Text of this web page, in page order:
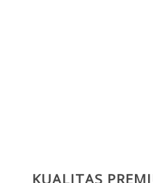
KUALITAS